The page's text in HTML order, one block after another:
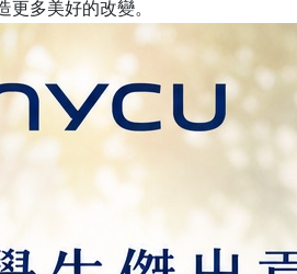
更多美好的改變。